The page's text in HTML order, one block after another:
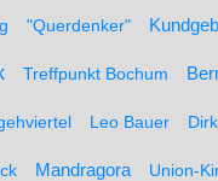
"Querdenker"
Treffpunkt Bochum
Leo Bauer
Mandragora Union-